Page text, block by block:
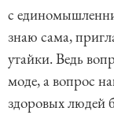
с
знаю сама,
утайки. Ведь
моде, а вопрос
здоровых людей